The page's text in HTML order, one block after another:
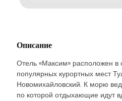
Описание
Отель «Максим» расположен
популярных курортных мест
Новомихайловский. К морю
по которой отдыхающие идут